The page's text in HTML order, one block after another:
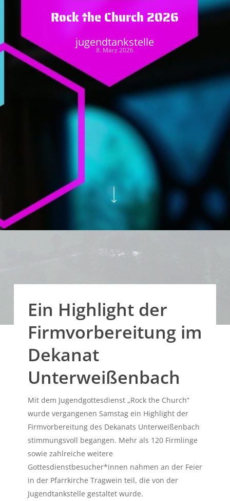
Rock the Church 2026
jugendtankstelle
8. März 2026
Ein Highlight der
Firmvorbereitung im
Dekanat
Unterweißenbach
Mit dem Jugendgottesdienst „Rock the Church“
wurde vergangenen Samstag ein Highlight der
Firmvorbereitung des Dekanats Unterweißenbach
stimmungsvoll begangen. Mehr als 120 Firmlinge
sowie zahlreiche weitere
Gottesdienstbesucher*innen nahmen an der Feier
in der Pfarrkirche Tragwein teil, die von der
Jugendtankstelle gestaltet wurde.